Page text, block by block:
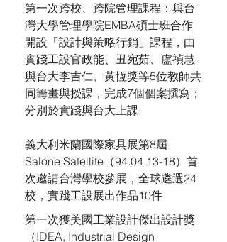
第一次跨校、跨院管理課程：與台
灣大學管理學院EMBA碩士班合作
開設「設計與策略行銷」課程，由
實踐工設官政能、丑宛茹、盧禎慧
與台大李吉仁、黃恆獎等5位教師共
同籌畫與授課，完成7個個案撰寫；
分別於實踐與台大上課
義大利米蘭國際家具展第8屆
Salone Satellite（94.04.13-18）首
次邀請台灣學校參展，全球遴選24
校，實踐工設展出作品10件
第一次獲美國工業設計傑出設計獎
（IDEA, Industrial Design